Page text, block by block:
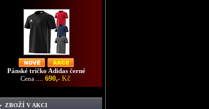
Pánské tričko Adidas černé
Cena .... 690,- Kč
ZBOŽÍ V AKCI